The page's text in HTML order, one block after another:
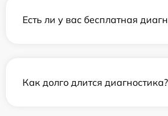
Есть ли у вас бесплатная
Как долго длится диагностика?